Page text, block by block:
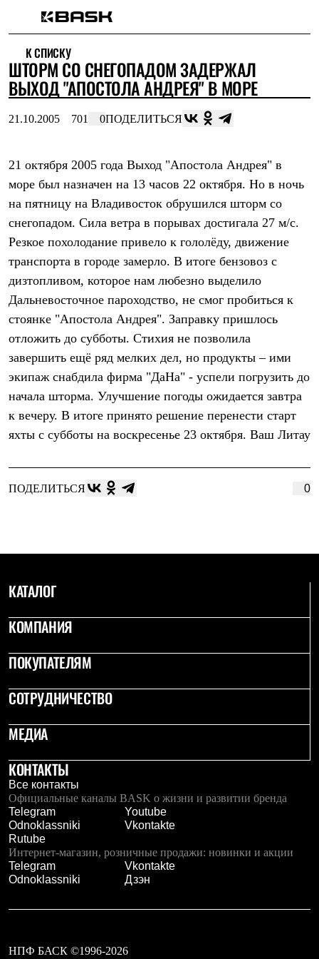
Интернет-магазин
Мужская одежда
Утепленная пухом
Куртки
Жилеты
Куртки
Штормовая одежда
Куртки
Софтшелл одежда
Куртки
Брюки
Флисовая одежда
Куртки
Брюки
Термобелье
Теплое термобелье
Среднее термобелье
Легкое термобелье
Лёгкая одежда
Футболки
Толстовки
Брюки
Куртки
Брюки
Куртки
Софтшелл одежда
Брюки
Лёгкая одежда
Рубашки
Футболки
Брюки
Термобелье
Среднее термобелье
Легкое термобелье
Флисовая одежда
Куртки
Брюки
Детская одежда
Утепленная пухом
Комбинезоны
Куртки
Брюки
Утепленная синтетикой
Комбинезоны
Брюки
Толстовки
К СПИСКУ
ШТОРМ СО СНЕГОПАДОМ ЗАДЕРЖАЛ
ВЫХОД "АПОСТОЛА АНДРЕЯ" В МОРЕ
21.10.2005 701 0ПОДЕЛИТЬСЯ
21 октября 2005 года Выход "Апостола Андрея" в
море был назначен на 13 часов 22 октября. Но в ночь
на пятницу на Владивосток обрушился шторм со
снегопадом. Сила ветра в порывах достигала 27 м/с.
Резкое похолодание привело к гололёду, движение
транспорта в городе замерло. В итоге бензовоз с
дизтопливом, которое нам любезно выделило
Дальневосточное пароходство, не смог пробиться к
стоянке "Апостола Андрея". Заправку пришлось
отложить до субботы. Стихия не позволила
завершить ещё ряд мелких дел, но продукты – ими
экипаж снабдила фирма "ДаНа" - успели погрузить до
начала шторма. Улучшение погоды ожидается завтра
к вечеру. В итоге принято решение перенести старт
яхты с субботы на воскресенье 23 октября. Ваш Литау
ПОДЕЛИТЬСЯ 0
КАТАЛОГ
КОМПАНИЯ
ПОКУПАТЕЛЯМ
СОТРУДНИЧЕСТВО
МЕДИА
КОНТАКТЫ
Все контакты
Официальные каналы BASK о жизни и развитии бренда
Telegram
Youtube
Odnoklassniki
Vkontakte
Rutube
Интернет-магазин, розничные продажи: новинки и акции
Telegram
Vkontakte
Odnoklassniki
Дзэн
НПФ БАСК ©1996-2026